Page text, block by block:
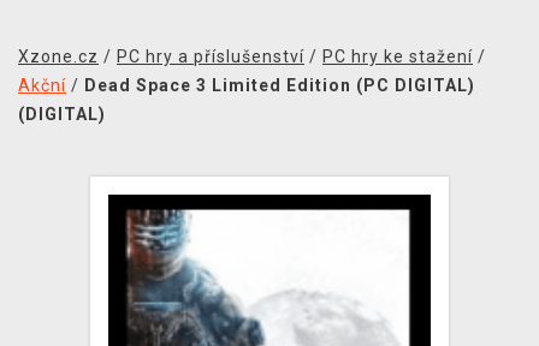
MERCHANDISE
PRODEJNY
Xzone.cz / PC hry a příslušenství / PC hry ke stažení /
Akční / Dead Space 3 Limited Edition (PC DIGITAL)
(DIGITAL)